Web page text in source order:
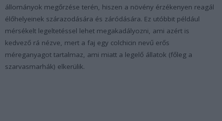
állományok megőrzése terén, hiszen a növény érzékenyen reagál
élőhelyeinek szárazodására és záródására. Ez utóbbit például
mérsékelt legeltetéssel lehet megakadályozni, ami azért is
kedvező rá nézve, mert a faj egy colchicin nevű erős
méreganyagot tartalmaz, ami miatt a legelő állatok (főleg a
szarvasmarhák) elkerülik.